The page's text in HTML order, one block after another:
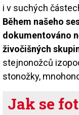
i v suchých
Během našeho
dokumentováno
živočišných
stejnonožců
stonožky,
Jak se